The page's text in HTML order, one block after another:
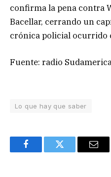
confirma la pena contra
Bacellar, cerrando un
crónica policial ocurrido
Fuente: radio
Lo que hay que saber
FacebookTwitter